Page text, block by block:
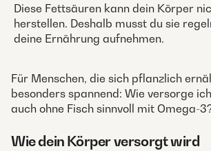
Diese Fettsäuren kann dein Körper
herstellen. Deshalb musst du sie
deine Ernährung aufnehmen.
Für Menschen, die sich pflanzlich
besonders spannend: Wie versorge
auch ohne Fisch sinnvoll mit Omega-
Wie dein Körper versorgt wird